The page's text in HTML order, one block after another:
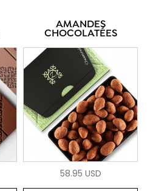
AMANDES
CHOCOLATÉES
58.95 USD